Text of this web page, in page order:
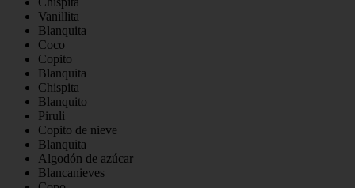
Vanillita
Blanquita
Coco
Copito
Blanquita
Chispita
Blanquito
Piruli
Copito de nieve
Blanquita
Algodón de azúcar
Blancanieves